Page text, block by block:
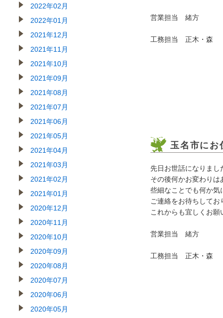
2022年02月
2022年01月
2021年12月
2021年11月
2021年10月
2021年09月
2021年08月
2021年07月
2021年06月
2021年05月
2021年04月
2021年03月
2021年02月
2021年01月
2020年12月
2020年11月
2020年10月
2020年09月
2020年08月
2020年07月
2020年06月
2020年05月
営業担当 緒方
工務担当 正木・森
玉名市にお
先日お世話になりまし
その後何かお変わり
些細なことでも何か気
ご連絡をお待ちしてお
これからも宜しくお願
営業担当 緒方
工務担当 正木・森